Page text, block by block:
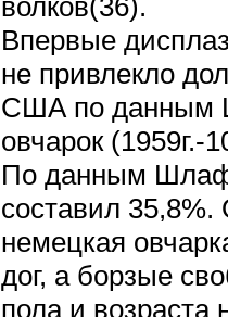
Впервые
не привлекло
США по данным
овчарок (1959г.-
По данным
составил
немецкая
дог, а борзые
пола и возраста